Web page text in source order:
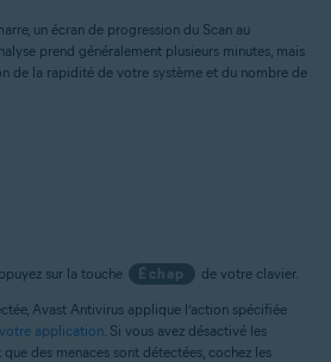
un écran de progression du Scan au
prend généralement plusieurs minutes, mais
de la rapidité de votre système et du nombre de
sur la touche Échap
de votre clavier.
Avast Antivirus applique l’action spécifiée
application . Si vous avez désactivé les
des menaces sont détectées, cochez les